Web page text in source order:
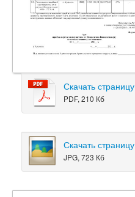
Скачать страницу
PDF, 210 Кб
Скачать страницу
JPG, 723 Кб